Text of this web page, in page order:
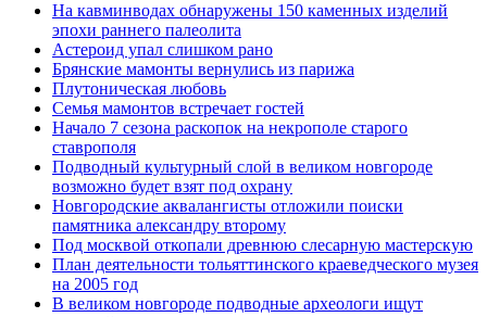
На кавминводах обнаружены 150 каменных изделий
эпохи раннего палеолита
Астероид упал слишком рано
Брянские мамонты вернулись из парижа
Плутоническая любовь
Семья мамонтов встречает гостей
Начало 7 сезона раскопок на некрополе старого
ставрополя
Подводный культурный слой в великом новгороде
возможно будет взят под охрану
Новгородские аквалангисты отложили поиски
памятника александру второму
Под москвой откопали древнюю слесарную мастерскую
План деятельности тольяттинского краеведческого музея
на 2005 год
В великом новгороде подводные археологи ищут